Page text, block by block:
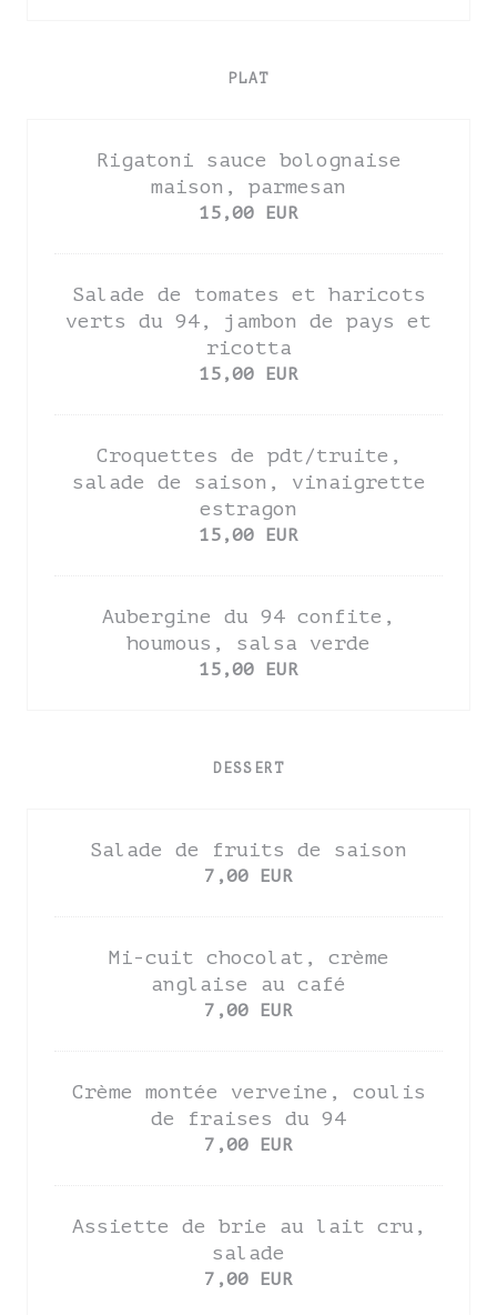
PLAT
Rigatoni sauce bolognaise
maison, parmesan
15,00 EUR
Salade de tomates et haricots
verts du 94, jambon de pays et
ricotta
15,00 EUR
Croquettes de pdt/truite,
salade de saison, vinaigrette
estragon
15,00 EUR
Aubergine du 94 confite,
houmous, salsa verde
15,00 EUR
DESSERT
Salade de fruits de saison
7,00 EUR
Mi-cuit chocolat, crème
anglaise au café
7,00 EUR
Crème montée verveine, coulis
de fraises du 94
7,00 EUR
Assiette de brie au lait cru,
salade
7,00 EUR